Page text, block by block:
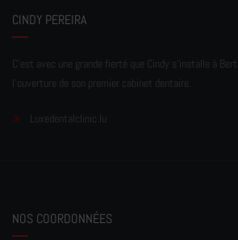
CINDY PEREIRA
C'est avec une grande fierté que Cindy s'installe à
l'ouverture de son premier cabinet dentaire.
Luxedentalclinic.lu
NOS COORDONNÉES